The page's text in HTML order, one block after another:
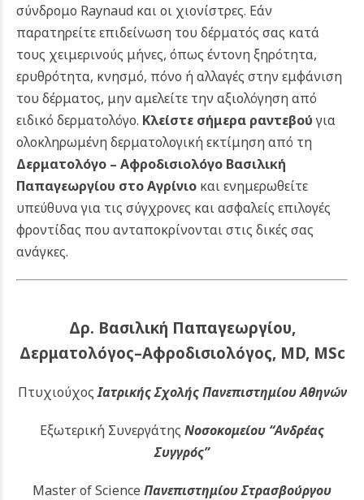
σύνδρομο Raynaud και οι χιονίστρες. Εάν
παρατηρείτε επιδείνωση του δέρματός σας κατά
τους χειμερινούς μήνες, όπως έντονη ξηρότητα,
ερυθρότητα, κνησμό, πόνο ή αλλαγές στην εμφάνιση
του δέρματος, μην αμελείτε την αξιολόγηση από
ειδικό δερματολόγο. Κλείστε σήμερα ραντεβού για
ολοκληρωμένη δερματολογική εκτίμηση από τη
Δερματολόγο – Αφροδισιολόγο Βασιλική
Παπαγεωργίου στο Αγρίνιο και ενημερωθείτε
υπεύθυνα για τις σύγχρονες και ασφαλείς επιλογές
φροντίδας που ανταποκρίνονται στις δικές σας
ανάγκες.
Δρ. Βασιλική Παπαγεωργίου,
Δερματολόγος–Αφροδισιολόγος, MD, MSc
ΠτυχιούχοςΙατρικής Σχολής Πανεπιστημίου Αθηνών
Εξωτερική Συνεργάτης Νοσοκομείου “Ανδρέας
Συγγρός”
Master of Science Πανεπιστημίου Στρασβούργου